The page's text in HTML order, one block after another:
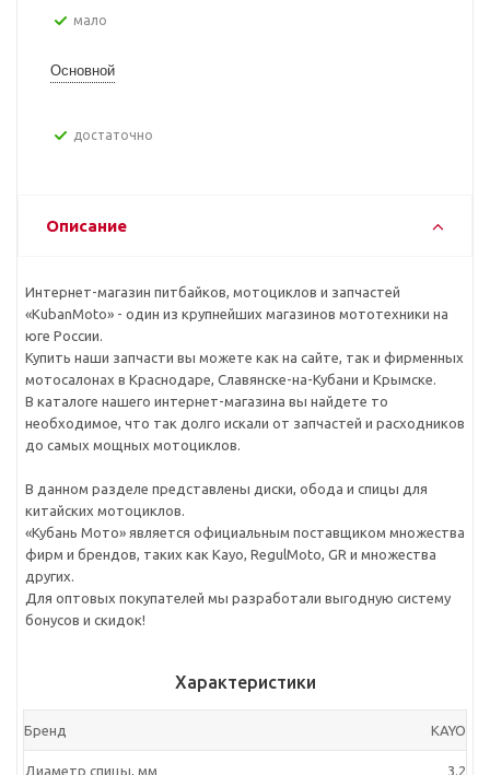
Мало
Основной
Достаточно
Описание
Интернет-магазин питбайков, мотоциклов и запчастей
«KubanMoto» - один из крупнейших магазинов мототехники на
юге России.
Купить наши запчасти вы можете как на сайте, так и фирменных
мотосалонах в Краснодаре, Славянске-на-Кубани и Крымске.
В каталоге нашего интернет-магазина вы найдете то
необходимое, что так долго искали от запчастей и расходников
до самых мощных мотоциклов.
В данном разделе представлены диски, обода и спицы для
китайских мотоциклов.
«Кубань Мото» является официальным поставщиком множества
фирм и брендов, таких как Kayo, RegulMoto, GR и множества
других.
Для оптовых покупателей мы разработали выгодную систему
бонусов и скидок!
Характеристики
Бренд KAYO
Диаметр спицы, мм 3.2